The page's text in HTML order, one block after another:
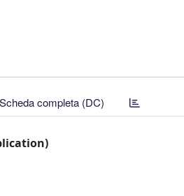
Scheda completa (DC)